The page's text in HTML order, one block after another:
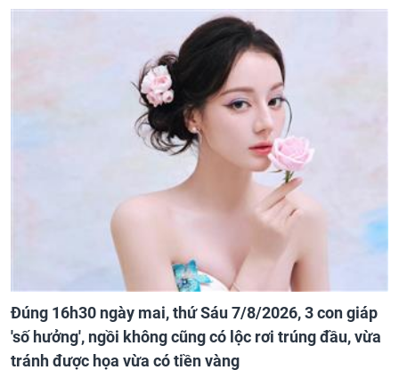
Đúng 16h30 ngày mai, thứ Sáu 7/8/2026, 3 con giáp
'số hưởng', ngồi không cũng có lộc rơi trúng đầu, vừa
tránh được họa vừa có tiền vàng